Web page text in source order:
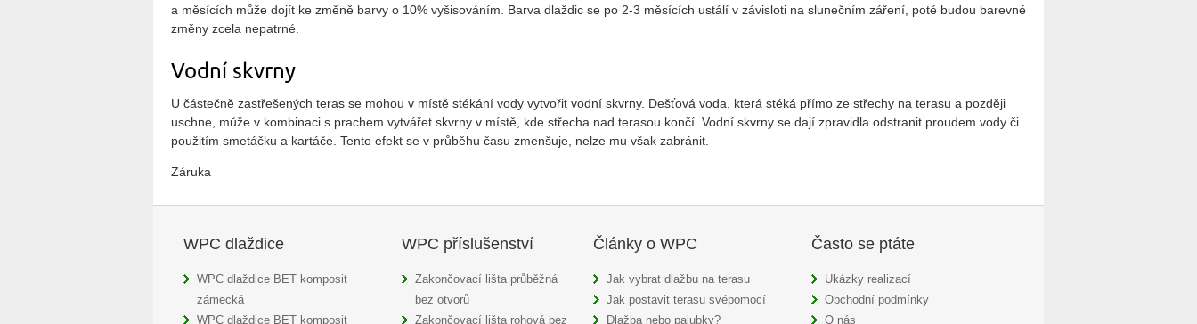
a měsících může dojít ke změně barvy o 10% vyšisováním. Barva dlaždic se po 2-3 měsících ustálí v závisloti na slunečním záření, poté budou barevné
změny zcela nepatrné.
Vodní skvrny
U částečně zastřešených teras se mohou v místě stékání vody vytvořit vodní skvrny. Dešťová voda, která stéká přímo ze střechy na terasu a později
uschne, může v kombinaci s prachem vytvářet skvrny v místě, kde střecha nad terasou končí. Vodní skvrny se dají zpravidla odstranit proudem vody či
použitím smetáčku a kartáče. Tento efekt se v průběhu času zmenšuje, nelze mu však zabránit.
Záruka
WPC dlaždice
WPC dlaždice BET komposit
zámecká
WPC dlaždice BET komposit
WPC příslušenství
Zakončovací lišta průběžná
bez otvorů
Zakončovací lišta rohová bez
Články o WPC
Jak vybrat dlažbu na terasu
Jak postavit terasu svépomocí
Dlažba nebo palubky?
Často se ptáte
Ukázky realizací
Obchodní podmínky
O nás